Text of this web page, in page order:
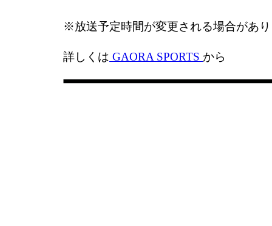
※放送予定時間が変更される場合があ
詳しくは GAORA SPORTS から